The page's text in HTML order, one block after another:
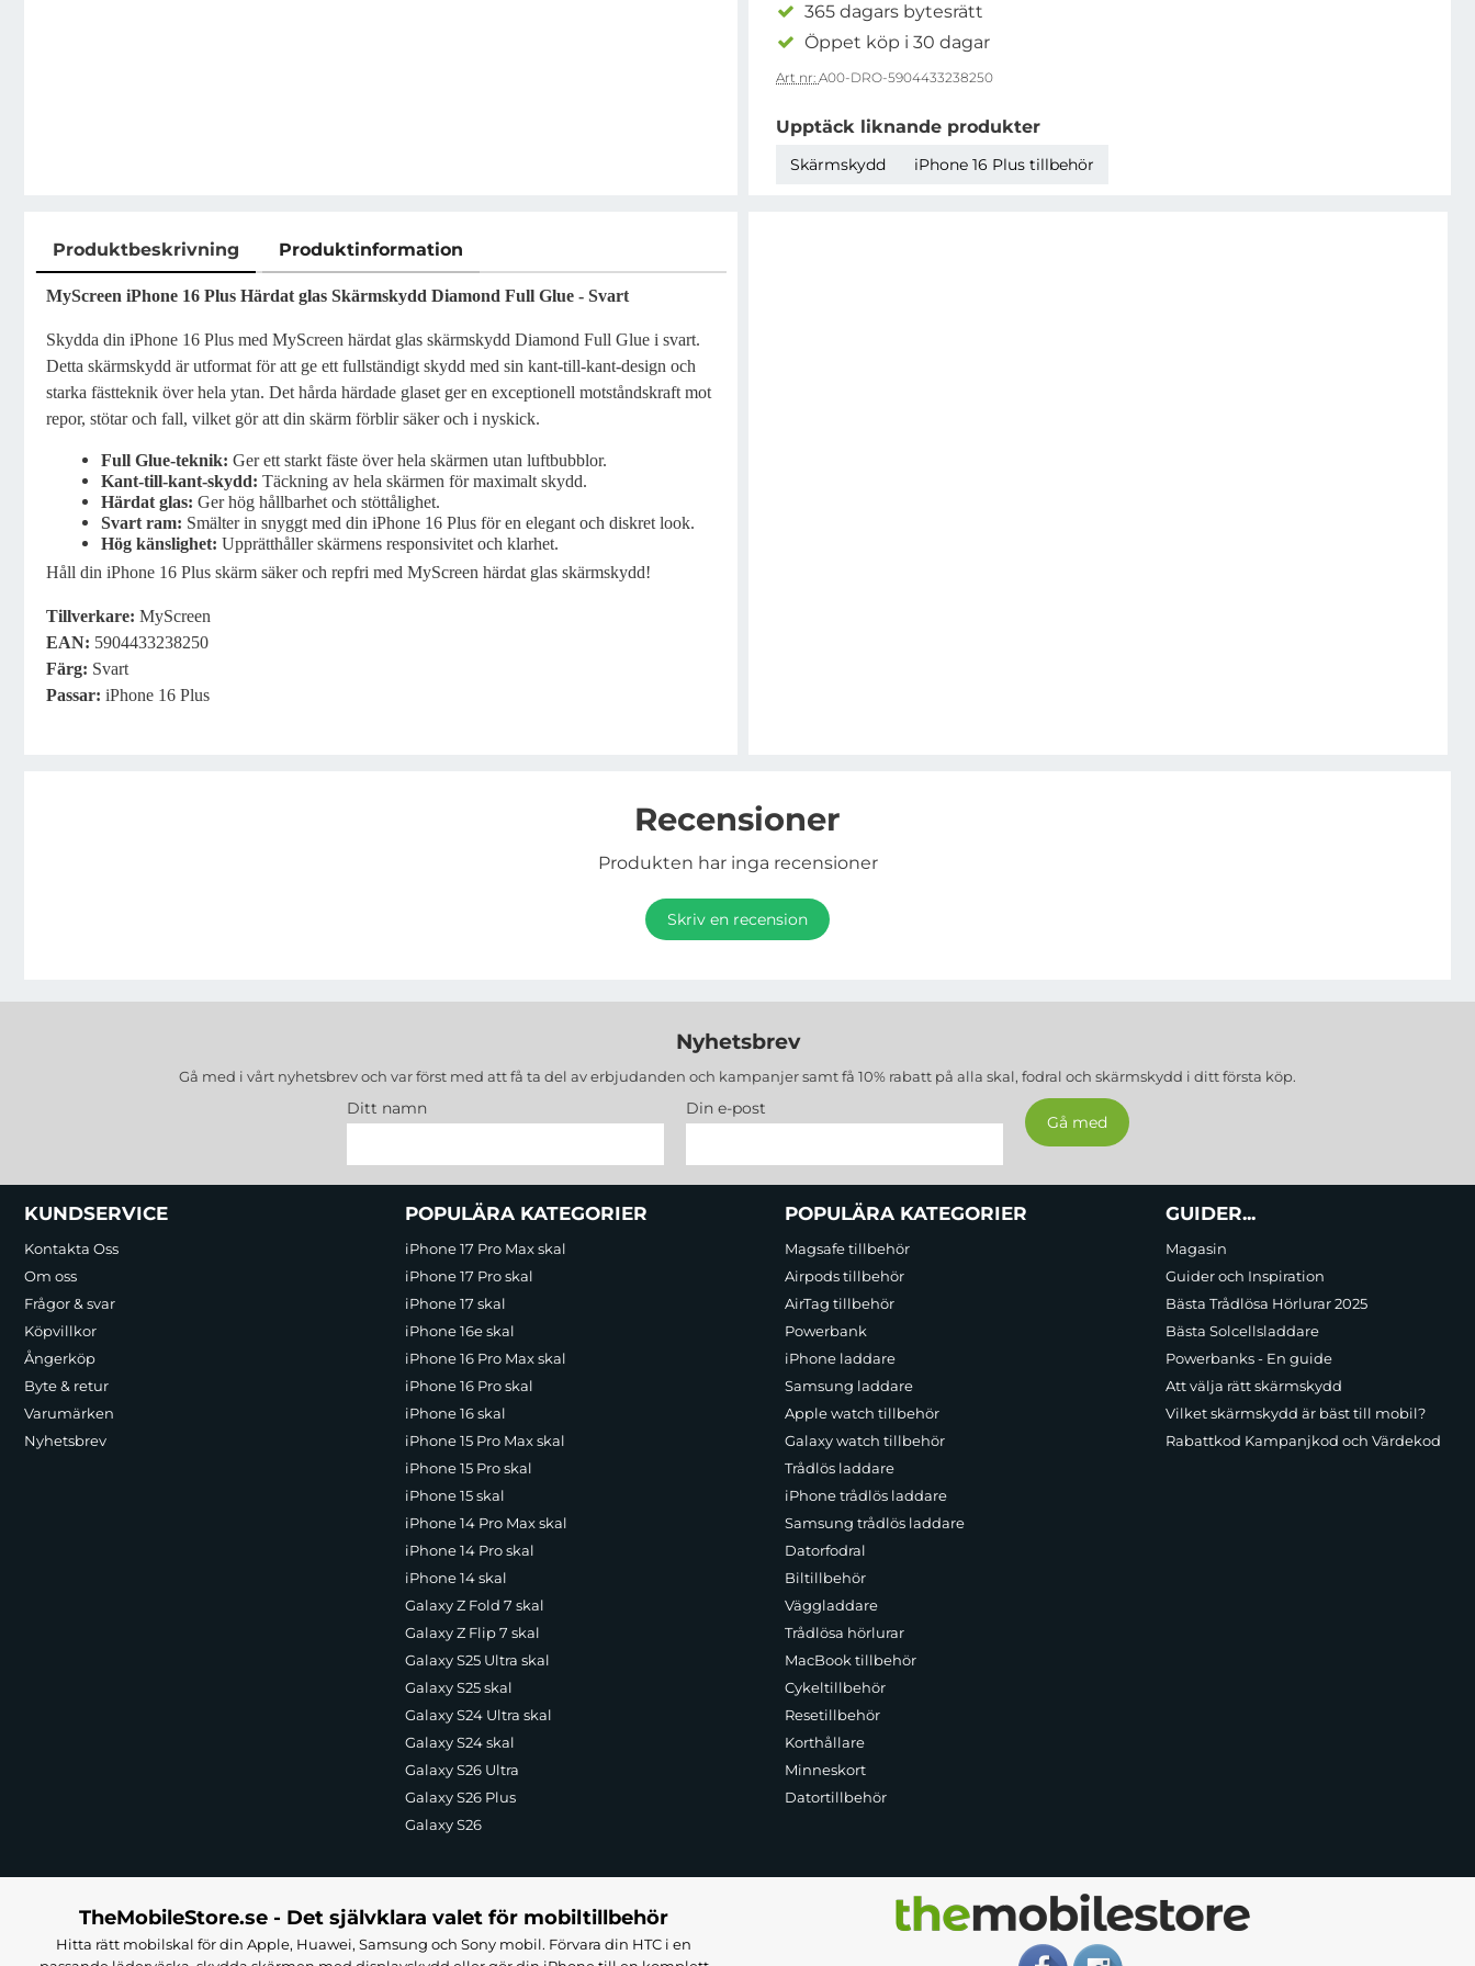
365 dagars bytesrätt
Öppet köp i 30 dagar
Art nr: A00-DRO-5904433238250
Upptäck liknande produkter
Skärmskydd iPhone 16 Plus tillbehör
Produktbeskrivning Produktinformation
Produktbeskrivning
MyScreen iPhone 16 Plus Härdat glas Skärmskydd Diamond Full Glue - Svart
Skydda din iPhone 16 Plus med MyScreen härdat glas skärmskydd Diamond Full Glue i svart.
Detta skärmskydd är utformat för att ge ett fullständigt skydd med sin kant-till-kant-design och
starka fästteknik över hela ytan. Det hårda härdade glaset ger en exceptionell motståndskraft mot
repor, stötar och fall, vilket gör att din skärm förblir säker och i nyskick.
Full Glue-teknik: Ger ett starkt fäste över hela skärmen utan luftbubblor.
Kant-till-kant-skydd: Täckning av hela skärmen för maximalt skydd.
Härdat glas: Ger hög hållbarhet och stöttålighet.
Svart ram: Smälter in snyggt med din iPhone 16 Plus för en elegant och diskret look.
Hög känslighet: Upprätthåller skärmens responsivitet och klarhet.
Håll din iPhone 16 Plus skärm säker och repfri med MyScreen härdat glas skärmskydd!
Tillverkare: MyScreen
EAN: 5904433238250
Färg: Svart
Passar: iPhone 16 Plus
Recensioner
Produkten har inga recensioner
Skriv en recension
Nyhetsbrev
Gå med i vårt nyhetsbrev och var först med att få ta del av erbjudanden och kampanjer samt få 10% rabatt på alla skal, fodral och skärmskydd i ditt första köp.
Ditt namn Din e-post
Sidfot Blandad info och länkar
KUNDSERVICE
Kontakta Oss
Om oss
Frågor & svar
Köpvillkor
Ångerköp
Byte & retur
Varumärken
Nyhetsbrev
POPULÄRA KATEGORIER
iPhone 17 Pro Max skal
iPhone 17 Pro skal
iPhone 17 skal
iPhone 16e skal
iPhone 16 Pro Max skal
iPhone 16 Pro skal
iPhone 16 skal
iPhone 15 Pro Max skal
iPhone 15 Pro skal
iPhone 15 skal
iPhone 14 Pro Max skal
iPhone 14 Pro skal
iPhone 14 skal
Galaxy Z Fold 7 skal
Galaxy Z Flip 7 skal
Galaxy S25 Ultra skal
Galaxy S25 skal
Galaxy S24 Ultra skal
Galaxy S24 skal
Galaxy S26 Ultra
Galaxy S26 Plus
Galaxy S26
POPULÄRA KATEGORIER
Magsafe tillbehör
Airpods tillbehör
AirTag tillbehör
Powerbank
iPhone laddare
Samsung laddare
Apple watch tillbehör
Galaxy watch tillbehör
Trådlös laddare
iPhone trådlös laddare
Samsung trådlös laddare
Datorfodral
Biltillbehör
Väggladdare
Trådlösa hörlurar
MacBook tillbehör
Cykeltillbehör
Resetillbehör
Korthållare
Minneskort
Datortillbehör
GUIDER...
Magasin
Guider och Inspiration
Bästa Trådlösa Hörlurar 2025
Bästa Solcellsladdare
Powerbanks - En guide
Att välja rätt skärmskydd
Vilket skärmskydd är bäst till mobil?
Rabattkod Kampanjkod och Värdekod
TheMobileStore.se - Det självklara valet för mobiltillbehör
Hitta rätt mobilskal för din Apple, Huawei, Samsung och Sony mobil. Förvara din HTC i en